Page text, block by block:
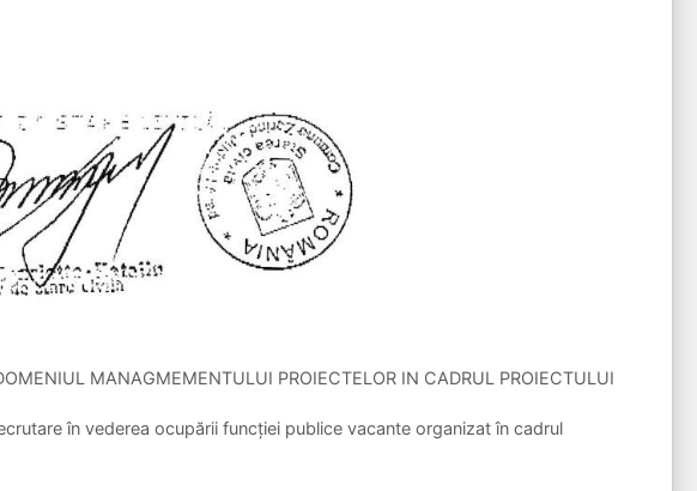
MANAGMEMENTULUI PROIECTELOR IN CADRUL PROIECTULUI
în vederea ocupării funcției publice vacante organizat în cadrul